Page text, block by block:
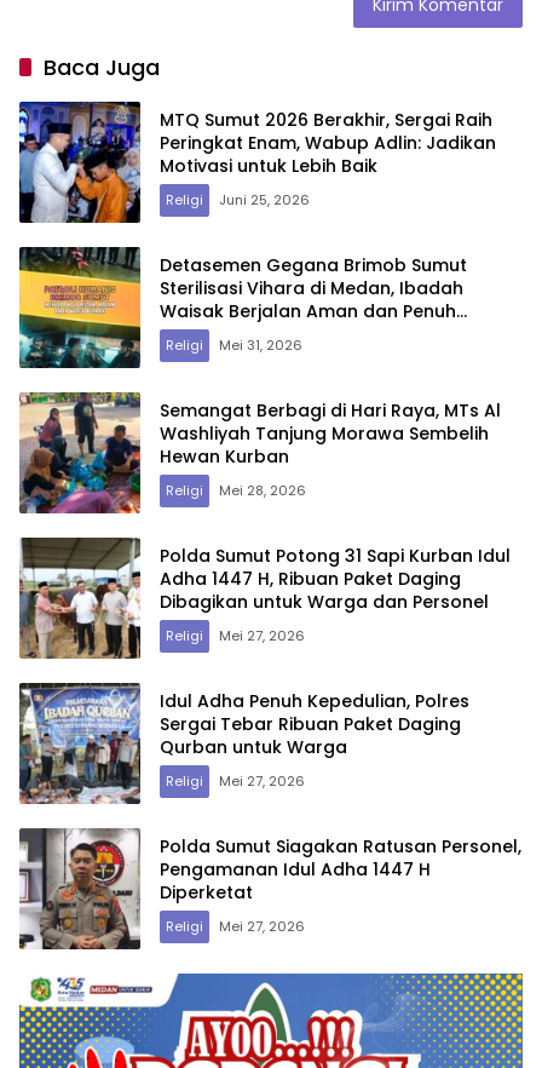
Baca Juga
MTQ Sumut 2026 Berakhir, Sergai Raih
Peringkat Enam, Wabup Adlin: Jadikan
Motivasi untuk Lebih Baik
Religi Juni 25, 2026
Detasemen Gegana Brimob Sumut
Sterilisasi Vihara di Medan, Ibadah
Waisak Berjalan Aman dan Penuh
Khidmat
Religi Mei 31, 2026
Semangat Berbagi di Hari Raya, MTs Al
Washliyah Tanjung Morawa Sembelih
Hewan Kurban
Religi Mei 28, 2026
Polda Sumut Potong 31 Sapi Kurban Idul
Adha 1447 H, Ribuan Paket Daging
Dibagikan untuk Warga dan Personel
Religi Mei 27, 2026
Idul Adha Penuh Kepedulian, Polres
Sergai Tebar Ribuan Paket Daging
Qurban untuk Warga
Religi Mei 27, 2026
Polda Sumut Siagakan Ratusan Personel,
Pengamanan Idul Adha 1447 H
Diperketat
Religi Mei 27, 2026